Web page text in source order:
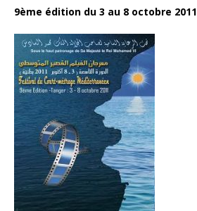
9ème édition du 3 au 8 octobre 2011